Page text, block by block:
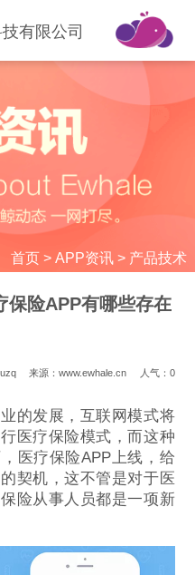
有限公司
首页> APP资讯> 产品技术
保险APP有哪些存在
来源：www.ewhale.cn 人气： 0
的发展，互联网模式将
医疗保险模式，而这种
医疗保险APP上线，给
契机，这不管是对于医
险从事人员都是一项新